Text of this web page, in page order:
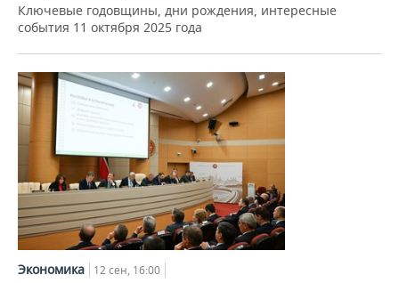
Ключевые годовщины, дни рождения, интересные
события 11 октября 2025 года
Экономика 12 сен, 16:00